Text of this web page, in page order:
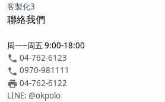
客製化3
聯絡我們
周一~周五 9:00-18:00
04-762-6123
0970-981111
04-762-6122
LINE: @okpolo